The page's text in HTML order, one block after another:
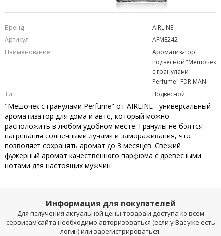
Бренд
AIRLINE
Артикул
AFME242
Наименование
Ароматизатор
подвесной "Мешочек
с гранулами
Perfume" FOR MAN
Тип
Подвесной
"Мешочек с гранулами Perfume" от AIRLINE - универсальный
ароматизатор для дома и авто, который можно
расположить в любом удобном месте. Гранулы не боятся
нагревания солнечными лучами и замораживания, что
позволяет сохранять аромат до 3 месяцев. Свежий
фужерный аромат качественного парфюма с древесными
нотами для настоящих мужчин.
Информация для покупателей
Для получения актуальной цены товара и доступа ко всем
сервисам сайта необходимо авторизоваться (если у Вас уже есть
логин) или зарегистрироваться.